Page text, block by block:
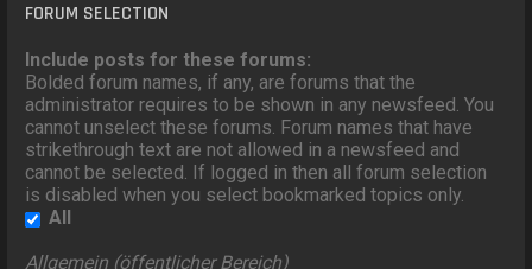
FORUM SELECTION
Include posts for these forums:
Bolded forum names, if any, are forums that the
administrator requires to be shown in any newsfeed. You
cannot unselect these forums. Forum names that have
strikethrough text are not allowed in a newsfeed and
cannot be selected. If logged in then all forum selection
is disabled when you select bookmarked topics only.
All
Allgemein (öffentlicher Bereich)